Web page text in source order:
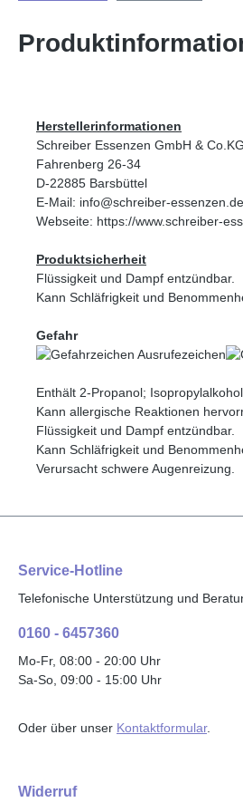
Herstellerinformationen
Schreiber Essenzen GmbH & Co.KG
Fahrenberg 26-34
D-22885 Barsbüttel
E-Mail: info@schreiber-essenzen.de
Webseite: https://www.schreiber-
Produktsicherheit
Flüssigkeit und Dampf entzündbar.
Kann Schläfrigkeit und
Gefahr
Enthält 2-Propanol;
Kann allergische Reaktionen
Flüssigkeit und Dampf entzündbar.
Kann Schläfrigkeit und
Verursacht schwere Augenreizung.
Service-Hotline
Telefonische Unterstützung und
0160 - 6457360
Mo-Fr, 08:00 - 20:00 Uhr
Sa-So, 09:00 - 15:00 Uhr
Oder über unser Kontaktformular.
Widerruf